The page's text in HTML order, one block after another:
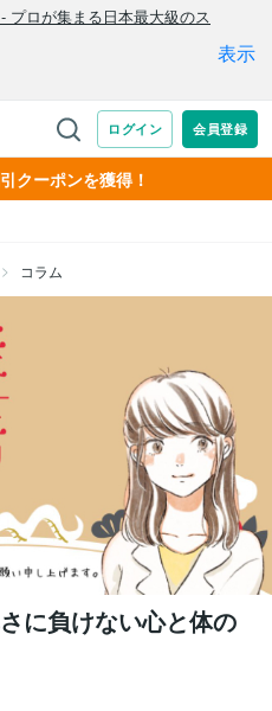
クーポンを獲得！
コラム
に負けない心と体の